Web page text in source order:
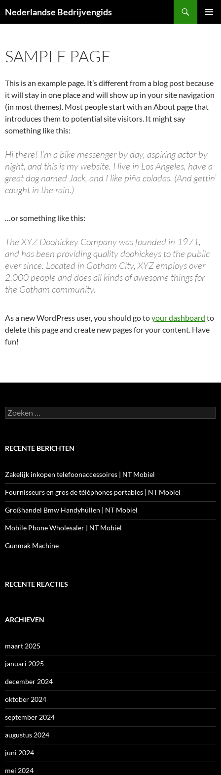
naar
Nederlandse Bedrijvengids
SAMPLE PAGE
This is an example page. It’s different from a blog post because
it will stay in one place and will show up in your site navigation
(in most themes). Most people start with an About page that
introduces them to potential site visitors. It might say
something like this:
Hi there! I’m a bike messenger by day, aspiring actor by
night, and this is my website. I live in Los Angeles, have a
great dog named Jack, and I like piña coladas. (And gettin’
caught in the rain.)
…or something like this:
The XYZ Doohickey Company was founded in 1971,
and has been providing quality doohickeys to the public
ever since. Located in Gotham City, XYZ employs over
2,000 people and does all kinds of awesome things for
the Gotham community.
As a new WordPress user, you should go toyour dashboard to
delete this page and create new pages for your content. Have
fun!
Zoeken
naar:
RECENTE BERICHTEN
Zakelijk inkopen telefoonaccessoires | NT Mobiel
Fournisseurs en gros de téléphones portables | NT Mobiel
Großhandel Bmw Handyhüllen | NT Mobiel
Mobile Phone Wholesaler | NT Mobiel
Gunmak Machine
RECENTE REACTIES
ARCHIEVEN
maart 2025
januari 2025
december 2024
oktober 2024
september 2024
augustus 2024
juni 2024
mei 2024